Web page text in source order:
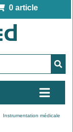
0 article
Instrumentation médicale